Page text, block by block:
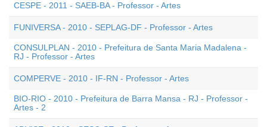
CESPE - 2011 - SAEB-BA - Professor - Artes
FUNIVERSA - 2010 - SEPLAG-DF - Professor - Artes
CONSULPLAN - 2010 - Prefeitura de Santa Maria Madalena -
RJ - Professor - Artes
COMPERVE - 2010 - IF-RN - Professor - Artes
BIO-RIO - 2010 - Prefeitura de Barra Mansa - RJ - Professor -
Artes - 2